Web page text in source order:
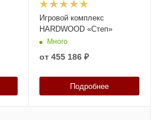
Игровой комплекс
HARDWOOD «Степ»
Много
от 455 186 ₽
Подробнее